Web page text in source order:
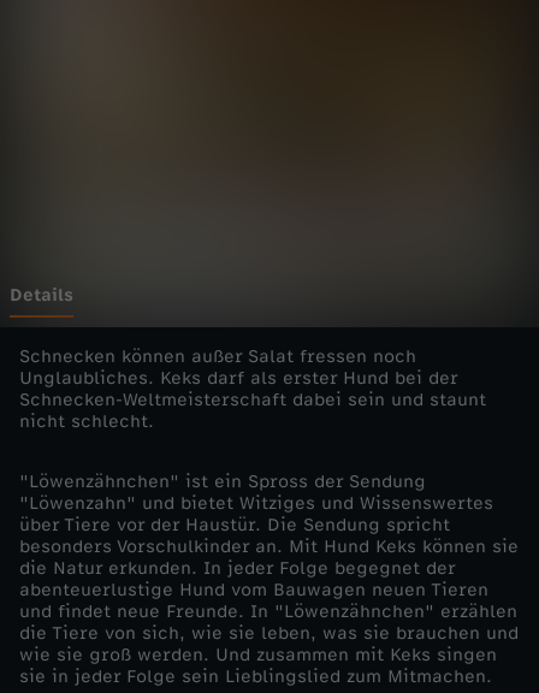
n
-
S
c
h
n
e
Details
Schnecken können außer Salat fressen noch
Unglaubliches. Keks darf als erster Hund bei der
Schnecken-Weltmeisterschaft dabei sein und staunt
nicht schlecht.
"Löwenzähnchen" ist ein Spross der Sendung
"Löwenzahn" und bietet Witziges und Wissenswertes
über Tiere vor der Haustür. Die Sendung spricht
besonders Vorschulkinder an. Mit Hund Keks können sie
die Natur erkunden. In jeder Folge begegnet der
abenteuerlustige Hund vom Bauwagen neuen Tieren
und findet neue Freunde. In "Löwenzähnchen" erzählen
die Tiere von sich, wie sie leben, was sie brauchen und
wie sie groß werden. Und zusammen mit Keks singen
sie in jeder Folge sein Lieblingslied zum Mitmachen.